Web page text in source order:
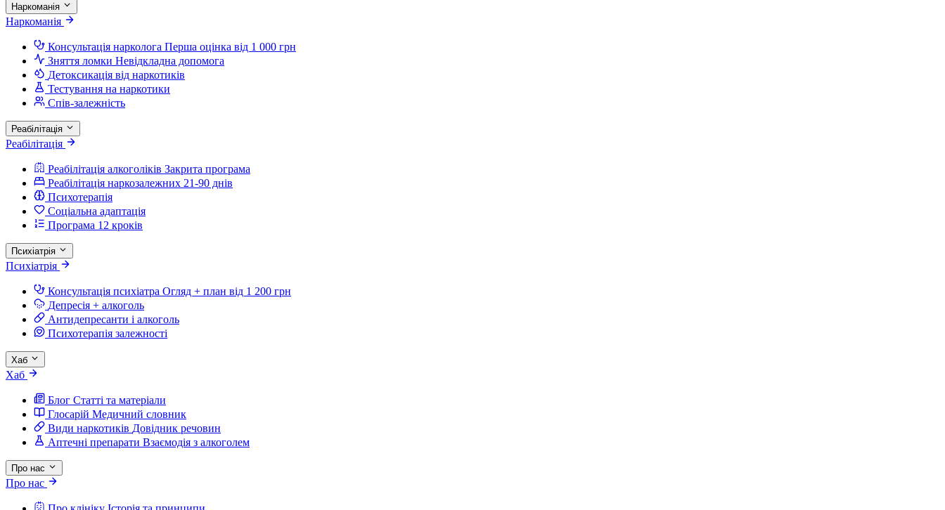
Наркоманія
Наркоманія
Консультація нарколога Перша оцінка від 1 000 грн
Зняття ломки Невідкладна допомога
Детоксикація від наркотиків
Тестування на наркотики
Спів-залежність
Реабілітація
Реабілітація
Реабілітація алкоголіків Закрита програма
Реабілітація наркозалежних 21-90 днів
Психотерапія
Соціальна адаптація
Програма 12 кроків
Психіатрія
Психіатрія
Консультація психіатра Огляд + план від 1 200 грн
Депресія + алкоголь
Антидепресанти і алкоголь
Психотерапія залежності
Хаб
Хаб
Блог Статті та матеріали
Глосарій Медичний словник
Види наркотиків Довідник речовин
Аптечні препарати Взаємодія з алкоголем
Про нас
Про нас